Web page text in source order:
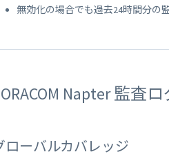
無効化の場合でも過去24時間分の
Napter 監査
ローバルカバレッジ